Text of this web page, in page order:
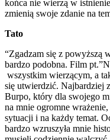
końca nie wierzą w
zmienią swoje zdanie na
Tato
“Zgadzam się z powyższą
bardzo podobna. Film
wszystkim wierzącym, a
się utwierdzić. Najbardziej
Burpo, który dla swojego
na mnie ogromne
sytuacji i na każdy temat.
bardzo wzruszyła mnie